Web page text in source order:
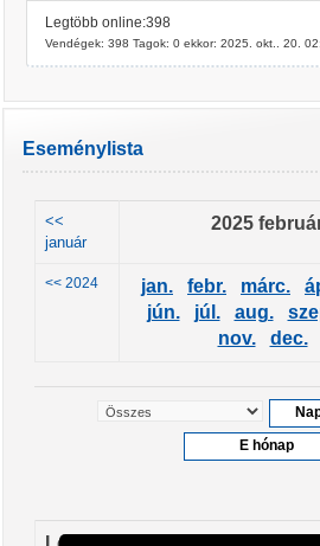
Legtöbb online:398
Vendégek: 398 Tagok: 0 ekkor: 2025. okt.. 20.
Eseménylista
<<
január
2025
<< 2024 jan. febr. márc.
jún.
júl. aug.
nov.
dec.